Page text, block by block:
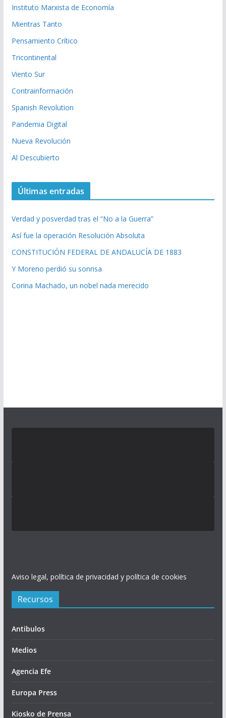
Instituto Marxista de Economía
Mientras Tanto
Pensamiento Crítico
Tricontinental
Viento Sur
Contrainformación
Spanish Revolution
Pandemia Digital
Nueva Revolución
Al Descubierto
Últimas entradas
Verdad y posverdad tras el “No a la Guerra”
Así fue la operación Resolución Absoluta
CONSTITUCIÓN FEDERAL DE ANDALUCÍA DE 1883
Y Moreno perdió su sonrisa
Corina Machado, un nobel nada merecido
Aviso legal, política de privacidad y política de cookies
Recursos
Antibulos
Medios
Agencia Efe
Europa Press
Kiosko de Prensa